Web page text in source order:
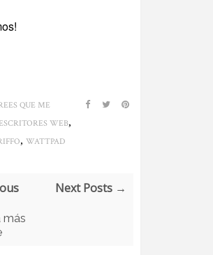
QUE ME
ESCRITORES WEB,
, WATTPAD
más
Next Posts →